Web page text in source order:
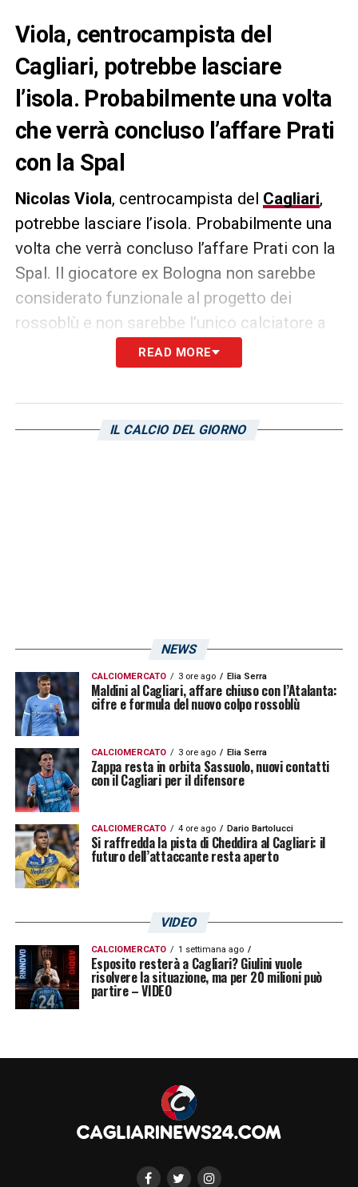
Viola, centrocampista del
Cagliari, potrebbe lasciare
l’isola. Probabilmente una volta
che verrà concluso l’affare Prati
con la Spal
Nicolas Viola, centrocampista del Cagliari,
potrebbe lasciare l’isola. Probabilmente una
volta che verrà concluso l’affare Prati con la
Spal. Il giocatore ex Bologna non sarebbe
considerato funzionale al progetto dei
rossoblù e non sarebbe l’unico calciatore a
lasciare la Sardegna in questa sessione di
mercato. Il Ds Bonato sta lavorando infatti
in uscita. Alcuni giocatori rossoblù
READ MORE
IL CALCIO DEL GIORNO
NEWS
CALCIOMERCATO 3 ore ago Elia Serra
Maldini al Cagliari, affare chiuso con l’Atalanta:
cifre e formula del nuovo colpo rossoblù
CALCIOMERCATO 3 ore ago Elia Serra
Zappa resta in orbita Sassuolo, nuovi contatti
con il Cagliari per il difensore
CALCIOMERCATO 4 ore ago Dario Bartolucci
Si raffredda la pista di Cheddira al Cagliari: il
futuro dell’attaccante resta aperto
VIDEO
CALCIOMERCATO 1 settimana ago
Esposito resterà a Cagliari? Giulini vuole
risolvere la situazione, ma per 20 milioni può
partire – VIDEO